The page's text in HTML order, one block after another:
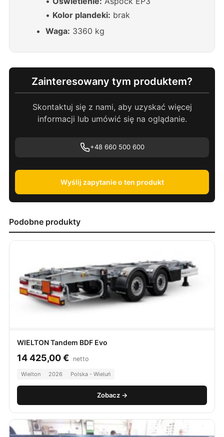
• Kolor plandeki: brak
Waga: 3360 kg
Zainteresowany tym produktem?
Skontaktuj się z nami, aby uzyskać więcej
informacji lub umówić się na oglądanie.
+48 660 500 600
Wyślij zapytanie o ten produkt
Podobne produkty
WIELTON Tandem BDF Evo
14 425,00€ netto
Wielton 2026 Polska - Wieluń
Zobacz →